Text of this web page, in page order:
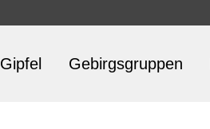
Gipfel Gebirgsgruppen